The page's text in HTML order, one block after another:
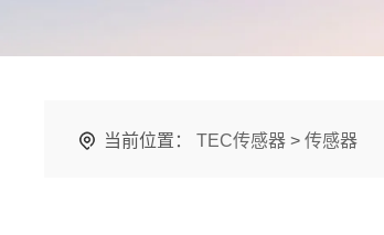
当前位置： TEC传感器 > 传感器